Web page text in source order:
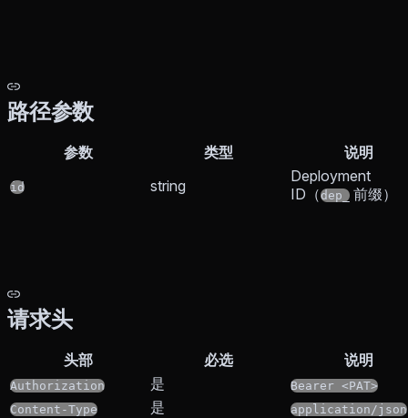
路径参数
参数 类型 说明
id string
Deployment
ID（dep_ 前缀）
请求头
头部 必选 说明
Authorization 是
Bearer <PAT>
Content-Type
是 application/json